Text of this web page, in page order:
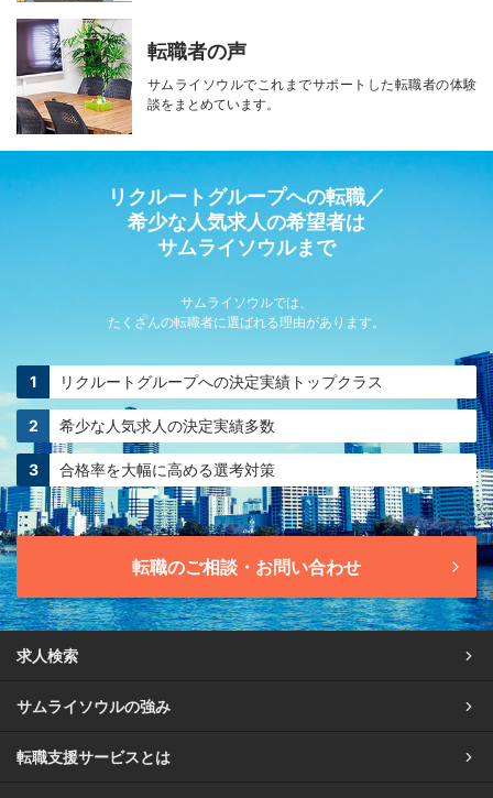
転職者の声
サムライソウルでこれまでサポートした転職者の体験
談をまとめています。
リクルートグループへの転職／
希少な人気求人の希望者は
サムライソウルまで
サムライソウルでは、
たくさんの転職者に選ばれる理由があります。
リクルートグループへの決定実績トップクラス
希少な人気求人の決定実績多数
合格率を大幅に高める選考対策
転職のご相談・お問い合わせ
求人検索
サムライソウルの強み
転職支援サービスとは